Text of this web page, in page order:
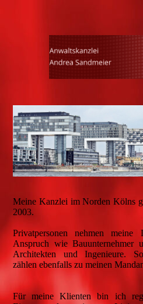
Meine Kanzlei im Norden Kölns
2003.
Privatpersonen nehmen meine
Anspruch wie Bauunternehmer
Architekten und Ingenieure.
zählen ebenfalls zu meinen
Für meine Klienten bin ich